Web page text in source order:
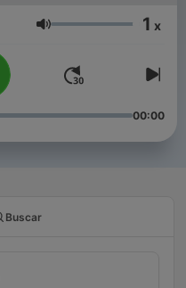
Volumen 1 x
00:00
Buscar